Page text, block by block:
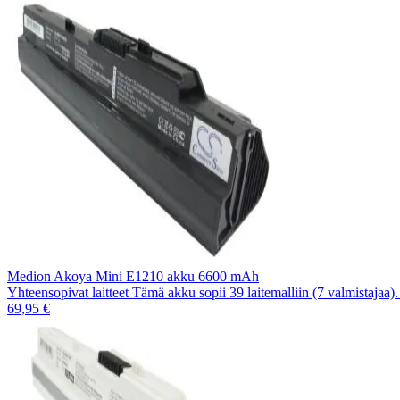
Medion Akoya Mini E1210 akku 6600 mAh
Yhteensopivat laitteet Tämä akku sopii 39 laitemalliin (7
69,95 €